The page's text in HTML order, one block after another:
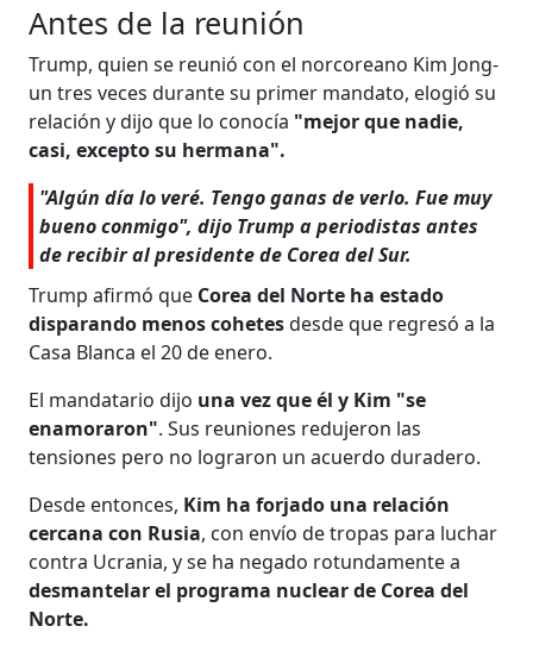
Antes de la reunión
Trump, quien se reunió con el norcoreano Kim Jong-
un tres veces durante su primer mandato, elogió su
relación y dijo que lo conocía "mejor que nadie,
casi, excepto su hermana".
"Algún día lo veré. Tengo ganas de verlo. Fue muy
bueno conmigo", dijo Trump a periodistas antes
de recibir al presidente de Corea del Sur.
Trump afirmó que Corea del Norte ha estado
disparando menos cohetesdesde que regresó a la
Casa Blanca el 20 de enero.
El mandatario dijo una vez que él y Kim "se
enamoraron". Sus reuniones redujeron las
tensiones pero no lograron un acuerdo duradero.
Desde entonces, Kim ha forjado una relación
cercana con Rusia, con envío de tropas para luchar
contra Ucrania, y se ha negado rotundamente a
desmantelar el programa nuclear de Corea del
Norte.